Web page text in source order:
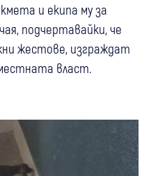
и екипа му за
подчертавайки, че
жестове, изграждат
власт.